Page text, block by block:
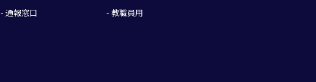
- 通報窓口
- 教職員用